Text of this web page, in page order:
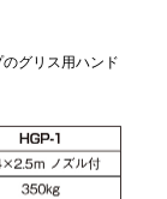
グリス用ハンド